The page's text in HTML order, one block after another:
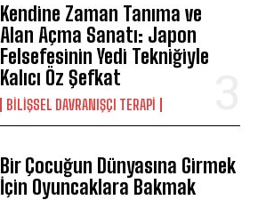
Kendine Zaman Tanıma ve
Alan Açma Sanatı: Japon
Felsefesinin Yedi Tekniğiyle
Kalıcı Öz Şefkat
BILIŞSEL DAVRANIŞÇI TERAPI
Bir Çocuğun Dünyasına Girmek
İçin Oyuncaklara Bakmak